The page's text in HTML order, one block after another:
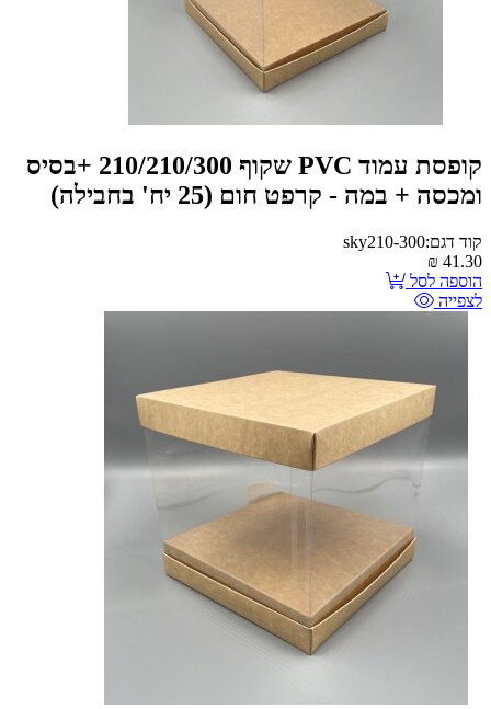
קופסת עמוד PVC שקוף 210/210/300 +בסיס
ומכסה + במה - קרפט חום (25 יח' בחבילה)
קוד דגם:sky210-300
41.30
₪
הוספה לסל
לצפייה